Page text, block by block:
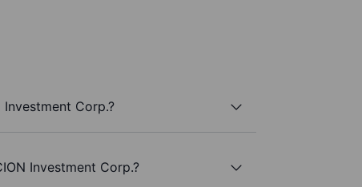
Corp.?
Investment Corp.?